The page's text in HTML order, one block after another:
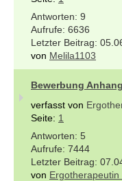
9
6636
von Melila1103
Bewerbung Anhang
verfasst von
Seite: 1
5
7444
von Ergotherapeutin